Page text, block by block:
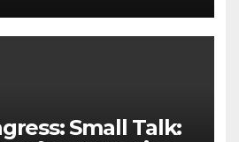
Small Talk: